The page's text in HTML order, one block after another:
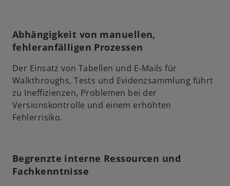
Abhängigkeit von manuellen,
fehleranfälligen Prozessen
Der Einsatz von Tabellen und E‑Mails für
Walkthroughs, Tests und Evidenzsammlung führt
zu Ineffizienzen, Problemen bei der
Versionskontrolle und einem erhöhten
Fehlerrisiko.
Begrenzte interne Ressourcen und
Fachkenntnisse